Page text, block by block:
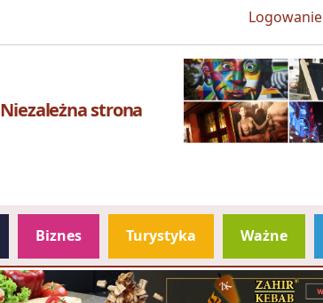
Logowanie
Niezależna strona
Biznes Turystyka Ważne